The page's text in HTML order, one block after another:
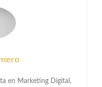
en Marketing Digital,